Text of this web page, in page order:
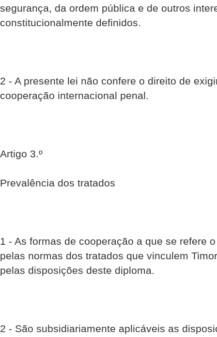
segurança, da ordem pública e de outros
constitucionalmente definidos.
2 - A presente lei não confere o direito de
cooperação internacional penal.
Artigo 3.º
Prevalência dos tratados
1 - As formas de cooperação a que se refere
pelas normas dos tratados que vinculem
pelas disposições deste diploma.
2 - São subsidiariamente aplicáveis as